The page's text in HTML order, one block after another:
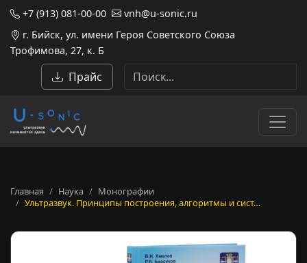
+7 (913) 081-00-00
vnh@u-sonic.ru
г. Бийск, ул. имени Героя Советского Союза
Трофимова, 27, к. Б
Прайс
Главная Наука
Монографии
Ультразвук. Принципы построения, алгоритмы и сист…